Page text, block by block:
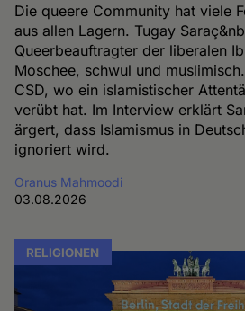
Die queere Community hat viele
aus allen Lagern. Tugay
Queerbeauftragter der liberalen
Moschee, schwul und
CSD, wo ein islamistischer
verübt hat. Im Interview erklärt
ärgert, dass Islamismus in
ignoriert wird.
Oranus Mahmoodi
03.08.2026
RELIGIONEN